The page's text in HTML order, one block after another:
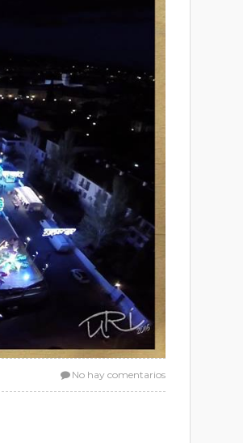
No hay comentarios